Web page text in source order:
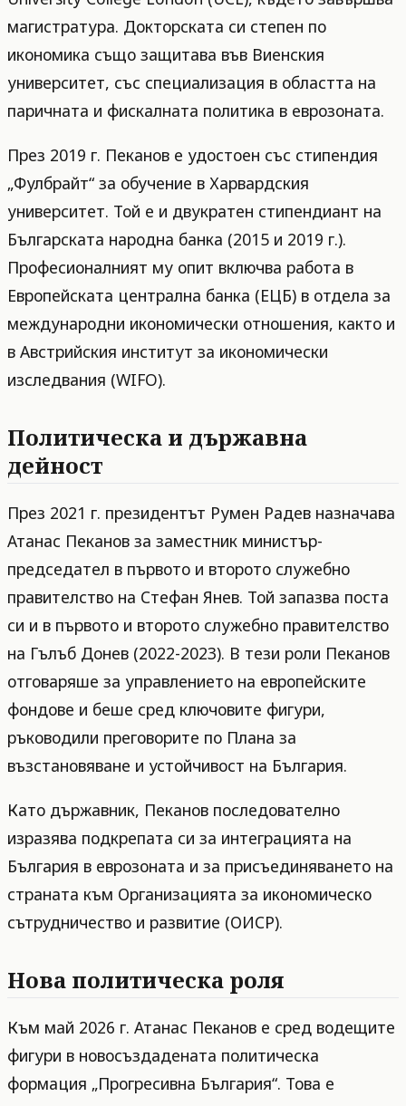
магистратура. Докторската си степен по
икономика също защитава във Виенския
университет, със специализация в областта на
паричната и фискалната политика в еврозоната.
През 2019 г. Пеканов е удостоен със стипендия
„Фулбрайт“ за обучение в Харвардския
университет. Той е и двукратен стипендиант на
Българската народна банка (2015 и 2019 г.).
Професионалният му опит включва работа в
Европейската централна банка (ЕЦБ) в отдела за
международни икономически отношения, както и
в Австрийския институт за икономически
изследвания (WIFO).
Политическа и държавна
дейност
През 2021 г. президентът Румен Радев назначава
Атанас Пеканов за заместник министър-
председател в първото и второто служебно
правителство на Стефан Янев. Той запазва поста
си и в първото и второто служебно правителство
на Гълъб Донев (2022-2023). В тези роли Пеканов
отговаряше за управлението на европейските
фондове и беше сред ключовите фигури,
ръководили преговорите по Плана за
възстановяване и устойчивост на България.
Като държавник, Пеканов последователно
изразява подкрепата си за интеграцията на
България в еврозоната и за присъединяването на
страната към Организацията за икономическо
сътрудничество и развитие (ОИСР).
Нова политическа роля
Към май 2026 г. Атанас Пеканов е сред водещите
фигури в новосъздадената политическа
формация „Прогресивна България“. Това е